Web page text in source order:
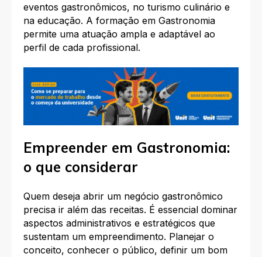
eventos gastronômicos, no turismo culinário e
na educação. A formação em Gastronomia
permite uma atuação ampla e adaptável ao
perfil de cada profissional.
Empreender em Gastronomia:
o que considerar
Quem deseja abrir um negócio gastronômico
precisa ir além das receitas. É essencial dominar
aspectos administrativos e estratégicos que
sustentam um empreendimento. Planejar o
conceito, conhecer o público, definir um bom